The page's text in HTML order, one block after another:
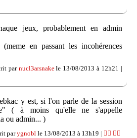
jeux, probablement en admin
en passant les incohérences
parnucl3arsnakele 13/08/2013 à 12h21 |
y est, si l'on parle de la session
( à moins qu'elle ne s'appelle
ou admin... )
parygnobl le 13/08/2013 à 13h19 | 👍🏽 👎🏽